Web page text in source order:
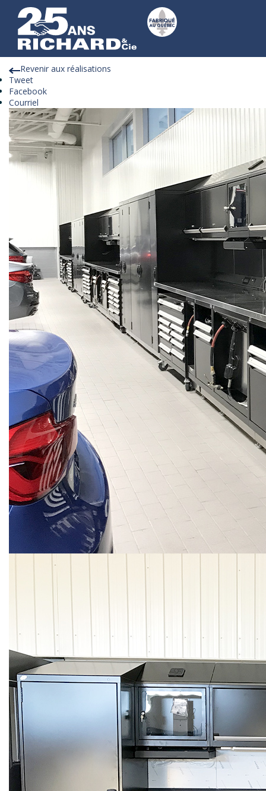
Réalisations
Revenir aux réalisations
Tweet
Facebook
Courriel